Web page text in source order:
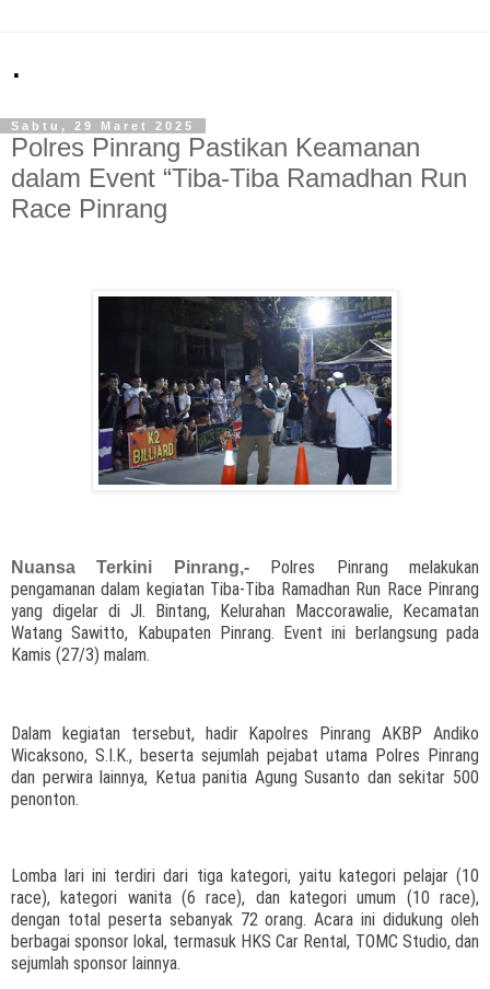
.
Sabtu, 29 Maret 2025
Polres Pinrang Pastikan Keamanan
dalam Event “Tiba-Tiba Ramadhan Run
Race Pinrang
Nuansa Terkini Pinrang,-
Polres Pinrang melakukan
pengamanan dalam kegiatan Tiba-Tiba Ramadhan Run Race Pinrang
yang digelar di Jl. Bintang, Kelurahan Maccorawalie, Kecamatan
Watang Sawitto, Kabupaten Pinrang. Event ini berlangsung pada
Kamis (27/3) malam.
Dalam kegiatan tersebut, hadir Kapolres Pinrang AKBP Andiko
Wicaksono, S.I.K., beserta sejumlah pejabat utama Polres Pinrang
dan perwira lainnya, Ketua panitia Agung Susanto dan sekitar 500
penonton.
Lomba lari ini terdiri dari tiga kategori, yaitu kategori pelajar (10
race), kategori wanita (6 race), dan kategori umum (10 race),
dengan total peserta sebanyak 72 orang. Acara ini didukung oleh
berbagai sponsor lokal, termasuk HKS Car Rental, TOMC Studio, dan
sejumlah sponsor lainnya.